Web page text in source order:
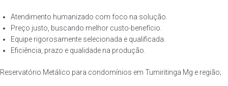
Atendimento humanizado com foco na solução.
Preço justo, buscando melhor custo-benefício.
Equipe rigorosamente selecionada e qualificada.
Eficiência, prazo e qualidade na produção.
Reservatório Metálico para condomínios em Tumiritinga Mg e região;